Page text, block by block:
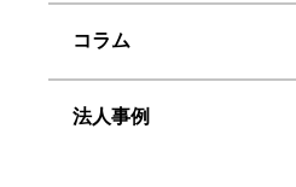
コラム
法人事例